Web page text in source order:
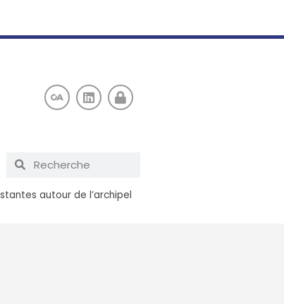
autour de l’archipel